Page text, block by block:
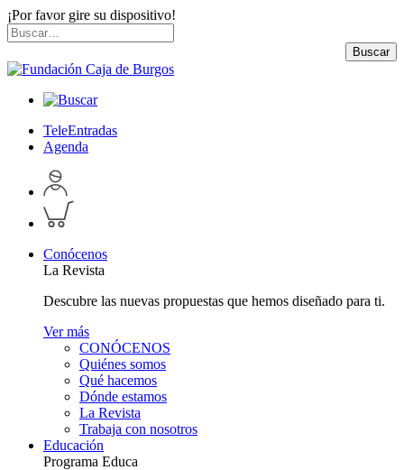
¡Por favor gire su dispositivo!
Skip
to
content
Buscar
por:
Buscar
TeleEntradas
Agenda
Acceder
a
perfil
personal
Inspeccionar
carrito
Conócenos
La Revista
Descubre las nuevas propuestas que hemos diseñado para ti.
Ver más
CONÓCENOS
Quiénes somos
Qué hacemos
Dónde estamos
La Revista
Trabaja con nosotros
Educación
Programa Educa